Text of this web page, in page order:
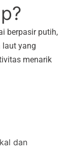
berpasir putih,
laut yang
menarik
dan